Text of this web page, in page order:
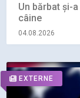
Un bărbat și-
câine
04.08.2026
EXTERNE